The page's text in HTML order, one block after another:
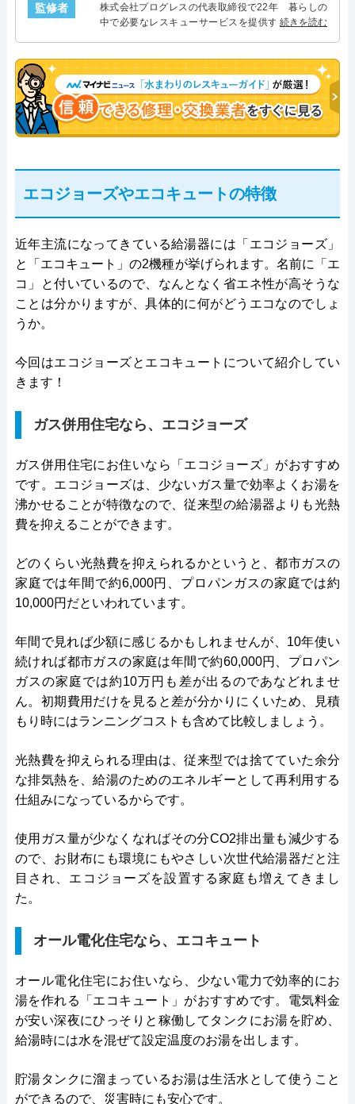
監修者
株式会社プログレスの代表取締役で22年 暮らしの
中で必要なレスキューサービスを提供する株式会社
決。多くのお客様に信頼される「給湯器」のスペシ
ャリスト。
続きを読む
エコジョーズやエコキュートの特徴
近年主流になってきている給湯器には「エコジョーズ」
と「エコキュート」の2機種が挙げられます。名前に「エ
コ」と付いているので、なんとなく省エネ性が高そうな
ことは分かりますが、具体的に何がどうエコなのでしょ
うか。
今回はエコジョーズとエコキュートについて紹介してい
きます！
ガス併用住宅なら、エコジョーズ
ガス併用住宅にお住いなら「エコジョーズ」がおすすめ
です。エコジョーズは、少ないガス量で効率よくお湯を
沸かせることが特徴なので、従来型の給湯器よりも光熱
費を抑えることができます。
どのくらい光熱費を抑えられるかというと、都市ガスの
家庭では年間で約6,000円、プロパンガスの家庭では約
10,000円だといわれています。
年間で見れば少額に感じるかもしれませんが、10年使い
続ければ都市ガスの家庭は年間で約60,000円、プロパン
ガスの家庭では約10万円も差が出るのであなどれませ
ん。初期費用だけを見ると差が分かりにくいため、見積
もり時にはランニングコストも含めて比較しましょう。
光熱費を抑えられる理由は、従来型では捨てていた余分
な排気熱を、給湯のためのエネルギーとして再利用する
仕組みになっているからです。
使用ガス量が少なくなればその分CO2排出量も減少する
ので、お財布にも環境にもやさしい次世代給湯器だと注
目され、エコジョーズを設置する家庭も増えてきまし
た。
オール電化住宅なら、エコキュート
オール電化住宅にお住いなら、少ない電力で効率的にお
湯を作れる「エコキュート」がおすすめです。電気料金
が安い深夜にひっそりと稼働してタンクにお湯を貯め、
給湯時には水を混ぜて設定温度のお湯を出します。
貯湯タンクに溜まっているお湯は生活水として使うこと
ができるので、災害時にも安心です。